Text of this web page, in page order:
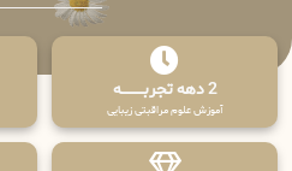
2 دهه تجربـــــــــه
آموزش علوم مراقبتی زیبایی